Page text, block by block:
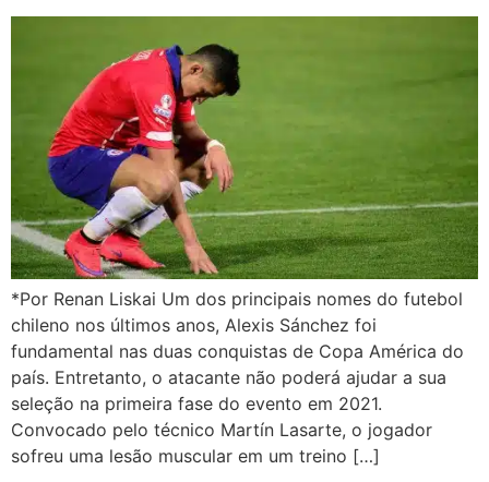
*Por Renan Liskai Um dos principais nomes do futebol
chileno nos últimos anos, Alexis Sánchez foi
fundamental nas duas conquistas de Copa América do
país. Entretanto, o atacante não poderá ajudar a sua
seleção na primeira fase do evento em 2021.
Convocado pelo técnico Martín Lasarte, o jogador
sofreu uma lesão muscular em um treino […]